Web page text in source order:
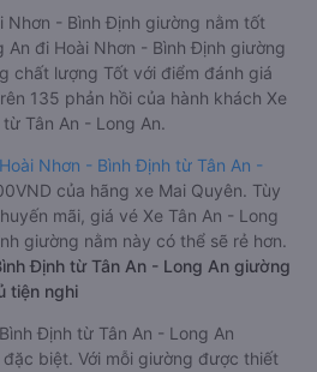
Nhơn - Bình Định giường nằm tốt
An đi Hoài Nhơn - Bình Định giường
chất lượng Tốt với điểm đánh giá
135 phản hồi của hành khách Xe
Tân An - Long An.
Nhơn - Bình Định từ Tân An -
của hãng xe Mai Quyên. Tùy
mãi, giá vé Xe Tân An - Long
giường nằm này có thể sẽ rẻ hơn.
Định từ Tân An - Long An giường
tiện nghi
Định từ Tân An - Long An
biệt. Với mỗi giường được thiết